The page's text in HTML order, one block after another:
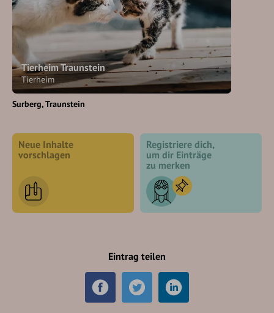
Tierheim Traunstein
Tierheim
Surberg Traunstein
Neue Inhalte
vorschlagen
Registriere dich,
um dir Einträge
zu merken
Eintrag teilen